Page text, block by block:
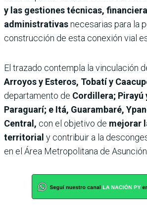
y las gestiones técnicas,
administrativasnecesarias para la
construcción de esta conexión vial
El trazado contempla la vinculación
Arroyos y Esteros, Tobatí y
departamento de Cordillera; Pirayú
Paraguarí; e Itá, Guarambaré,
Central, con el objetivo de mejorar
territorial y contribuir a la
en el Área Metropolitana de Asunción.